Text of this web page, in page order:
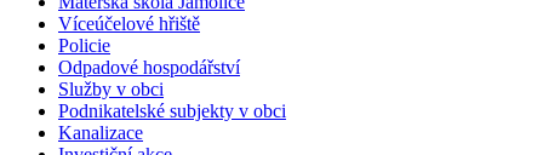
Víceúčelové hřiště
Policie
Odpadové hospodářství
Služby v obci
Podnikatelské subjekty v obci
Kanalizace